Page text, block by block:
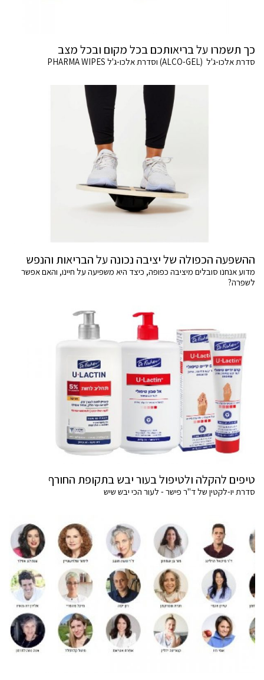
כך תשמרו על בריאותכם בכל מקום ובכל מצב
סדרת אלכו-ג'ל (ALCO-GEL) וסדרת אלכו-ג'ל PHARMA WIPES
ההשפעה הכפולה של יציבה נכונה על הבריאות והנפש
מדוע אנחנו סובלים מיציבה כפופה, כיצד היא משפיעה על חיינו, והאם אפשר
לשפרה?
טיפים להקלה ולטיפול בעור יבש בתקופת החורף
סדרת יו-לקטין של ד"ר פישר - לעור הכי יבש שיש